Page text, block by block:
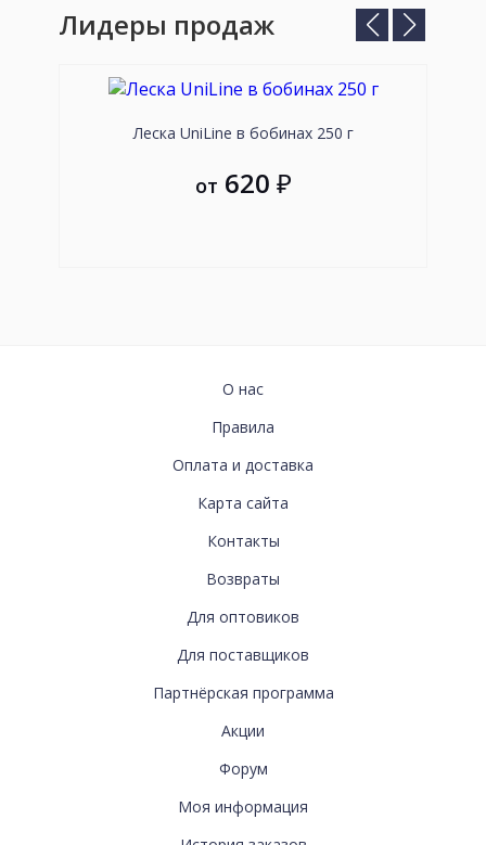
Лидеры продаж
Предыдущий
слайдслайд
Леска UniLine в бобинах 250 г
от 620 ₽
О нас
Правила
Оплата и доставка
Карта сайта
Контакты
Возвраты
Для оптовиков
Для поставщиков
ДОПОЛНИТЕЛЬНО
Партнёрская программа
Акции
Форум
Моя информация